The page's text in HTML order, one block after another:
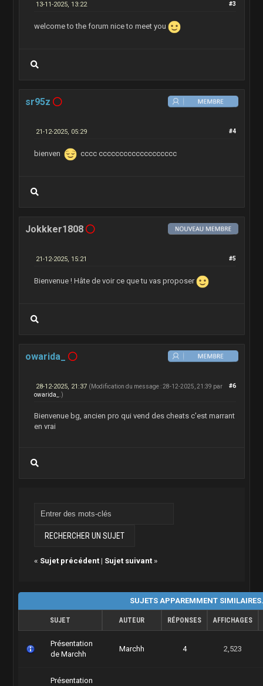
#3
13-11-2025, 13:22
welcome to the forum nice to meet you
sr95z
#4
21-12-2025, 05:29
bienven cccc ccccccccccccccccccc
Jokkker1808
#5
21-12-2025, 15:21
Bienvenue ! Hâte de voir ce que tu vas proposer
owarida_
#6
28-12-2025, 21:37 (Modification du message : 28-12-2025, 21:39 par
owarida_
.)
Bienvenue bg, ancien pro qui vend des cheats c'est marrant
en vrai
« Sujet précédent| Sujet suivant»
SUJETS APPAREMMENT
SUJET AUTEUR RÉPONSES AFFICHAGES
Présentation
de Marchh
Marchh 4 2,523
Présentation